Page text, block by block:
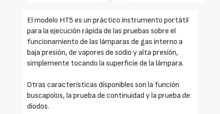
El modelo HT5 es un práctico instrumento portátil
para la ejecución rápida de las pruebas sobre el
funcionamiento de las lámparas de gas interno a
baja presión, de vapores de sodio y alta presión,
simplemente tocando la superficie de la lámpara.
Otras características disponibles son la función
buscapolos, la prueba de continuidad y la prueba de
diodos.